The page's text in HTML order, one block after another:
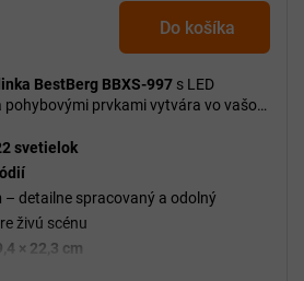
Do košíka
BestBerg BBXS-997 s LED
pohybovými prvkami vytvára vo vašom
svetielok
– detailne spracovaný a odolný
živú scénu
× 22,3 cm